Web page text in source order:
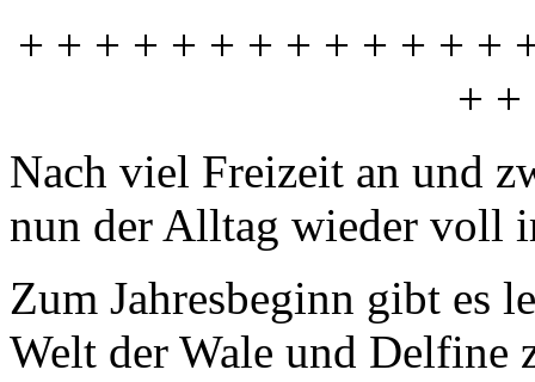
+ + + + + + + + + + + + +
+ +
Nach viel Freizeit an und
nun der Alltag wieder voll
Zum Jahresbeginn gibt es
Welt der Wale und Delfine